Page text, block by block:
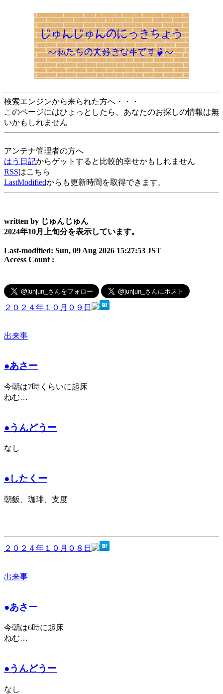
検索エンジンから来られた方へ・・・
このページにはひょっとしたら、あなたのお探しの情報は無
いかもしれません
アンテナ管理者の方へ
はう日記からゲットすると比較的幸せかもしれません
RSSはこちら
LastModifiedからも更新時間を取得できます。
written by じゅんじゅん
2024年10月上旬分を表示しています。
Last-modified: Sun, 09 Aug 2026 15:27:53 JST
Access Count :
２０２４年１０月０９日
出来事
●あさー
今朝は7時くらいに起床
ねむ…
●うんどうー
なし
●したくー
朝飯、珈琲、支度
２０２４年１０月０８日
出来事
●あさー
今朝は6時に起床
ねむ…
●うんどうー
なし